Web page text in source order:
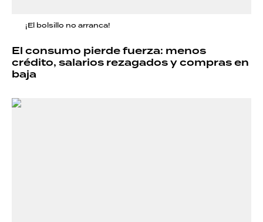
¡El bolsillo no arranca!
El consumo pierde fuerza: menos
crédito, salarios rezagados y compras en
baja